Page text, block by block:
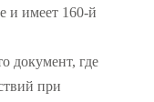
и имеет 160-й
документ, где
при